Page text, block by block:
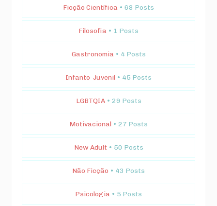
Ficção Científica • 68 Posts
Filosofia • 1 Posts
Gastronomia • 4 Posts
Infanto-Juvenil • 45 Posts
LGBTQIA • 29 Posts
Motivacional • 27 Posts
New Adult • 50 Posts
Não Ficção • 43 Posts
Psicologia • 5 Posts